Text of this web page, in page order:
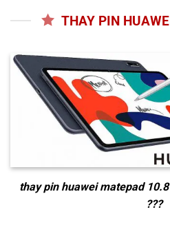
THAY PIN
thay pin huawei matepad 10.8
???